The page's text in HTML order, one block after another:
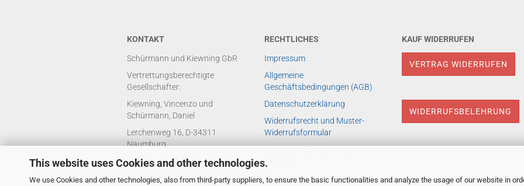
This website uses Cookies and other technologies.
We use Cookies and other technologies, also from third-party suppliers, to ensure the basic functionalities and analyze the usage of our website in
KONTAKT
Schürmann und Kiewning GbR
Vertrettungsberechtigte
Gesellschafter:
Kiewning, Vincenzo und
Schürmann, Daniel
Lerchenweg 16, D-34311
Naumburg
Telefon: +49 (0) 5625 8429688
E-Mail: mail@bluebib.de
RECHTLICHES
Impressum
Allgemeine
Geschäftsbedingungen (AGB)
Datenschutzerklärung
Widerrufsrecht und Muster-
Widerrufsformular
Person
KAUF WIDERRUFEN
VERTRAG WIDERRUFEN
WIDERRUFSBELEHRUNG